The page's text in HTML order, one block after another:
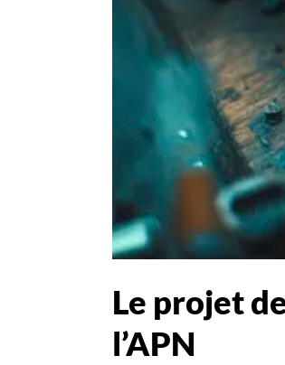
Le projet
l’APN